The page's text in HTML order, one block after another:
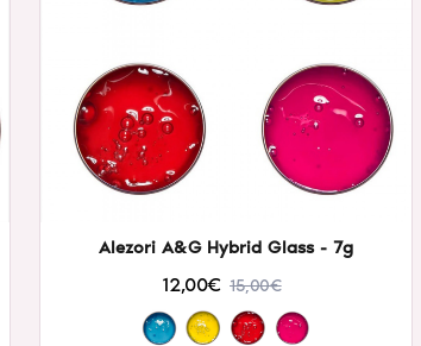
Alezori A&G Hybrid Glass - 7g
12,00€ 15,00€